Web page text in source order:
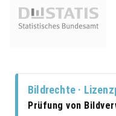
Bildrechte ·
Prüfung von